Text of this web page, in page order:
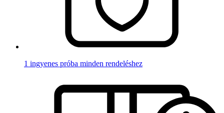
1 ingyenes próba minden rendeléshez